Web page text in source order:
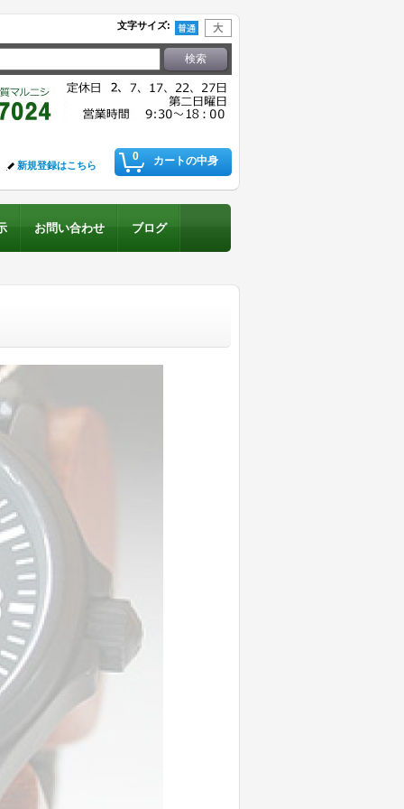
文字サイズ:
0 カートの中身
新規登録はこちら
お問い合わせ ブログ